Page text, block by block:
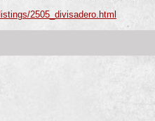
2505_divisadero.html